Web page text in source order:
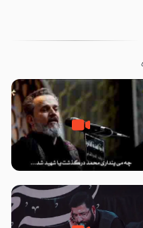
مرگ یا قتل – ملا باسم کربلایی